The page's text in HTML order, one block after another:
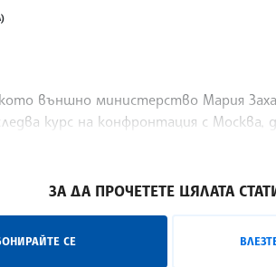
външно министерство Мария
курс на конфронтация с
ЗА ДА ПРОЧЕТЕТЕ ЦЯЛАТА
СЕ